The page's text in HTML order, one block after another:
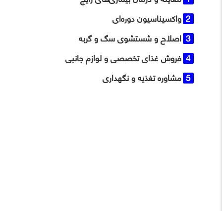
واکسیناسیون دوره‌ای
اصلاح و شستشوی سگ و گربه
فروش غذای تخصصی و لوازم جانبی
مشاوره تغذیه و نگهداری